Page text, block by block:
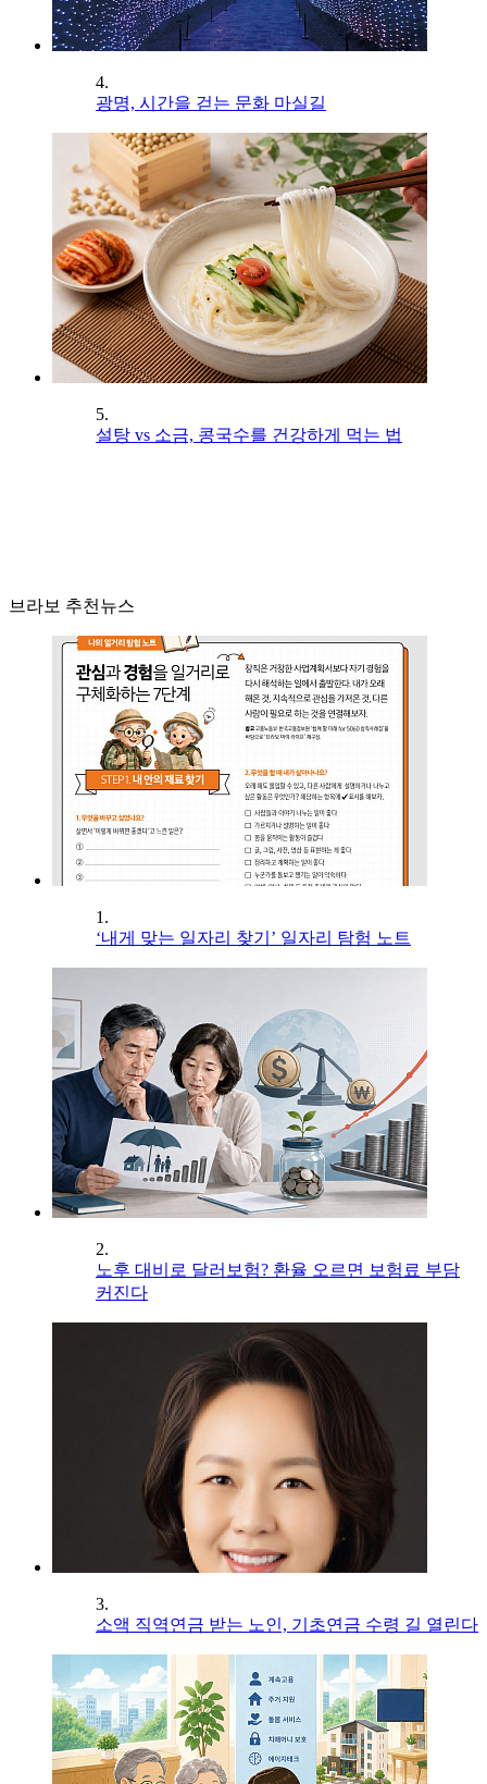
4.
광명, 시간을 걷는 문화 마실길
5.
설탕 vs 소금, 콩국수를 건강하게 먹는 법
브라보 추천뉴스
1.
‘내게 맞는 일자리 찾기’ 일자리 탐험 노트
2.
노후 대비로 달러보험? 환율 오르면 보험료 부담
커진다
3.
소액 직역연금 받는 노인, 기초연금 수령 길 열린다